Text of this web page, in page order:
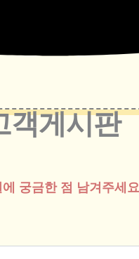
객게시판
에 궁금한 점 남겨주세요